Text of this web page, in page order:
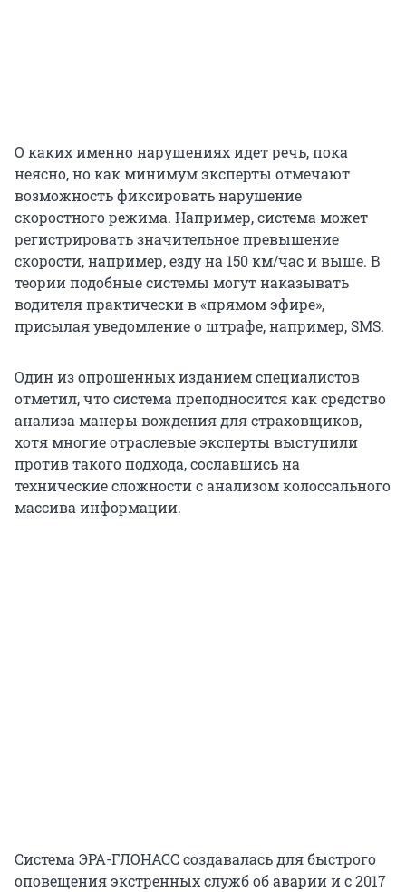
О каких именно нарушениях идет речь, пока
неясно, но как минимум эксперты отмечают
возможность фиксировать нарушение
скоростного режима. Например, система может
регистрировать значительное превышение
скорости, например, езду на 150 км/час и выше. В
теории подобные системы могут наказывать
водителя практически в «прямом эфире»,
присылая уведомление о штрафе, например, SMS.
Один из опрошенных изданием специалистов
отметил, что система преподносится как средство
анализа манеры вождения для страховщиков,
хотя многие отраслевые эксперты выступили
против такого подхода, сославшись на
технические сложности с анализом колоссального
массива информации.
Система ЭРА-ГЛОНАСС создавалась для быстрого
оповещения экстренных служб об аварии и с 2017